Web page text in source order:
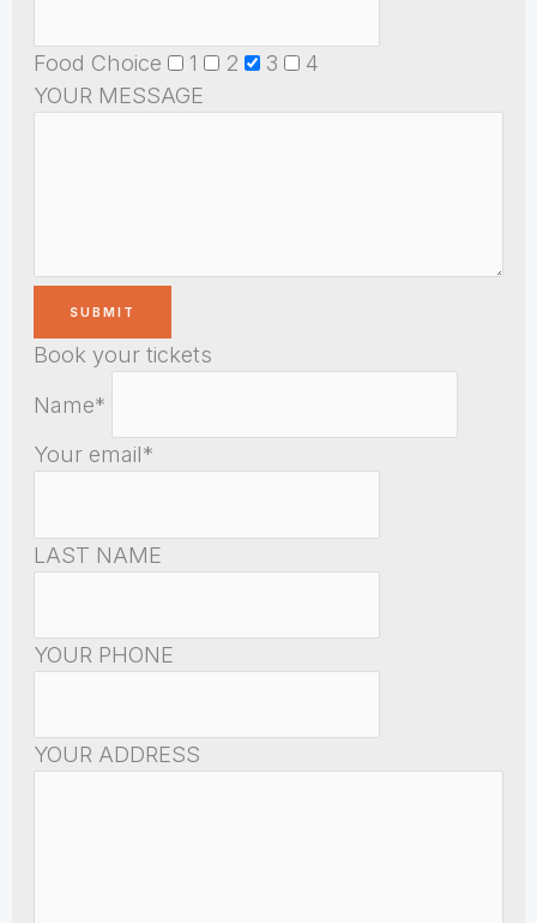
Food Choice 1 2 3
4
YOUR MESSAGE
Book your tickets
Name*
Your email*
LAST NAME
YOUR PHONE
YOUR ADDRESS